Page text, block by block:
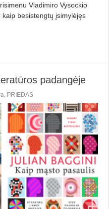
Vladimiro Vysockio
kaip besistengtų įsimylėjęs
padangėje
, PRIEDAS